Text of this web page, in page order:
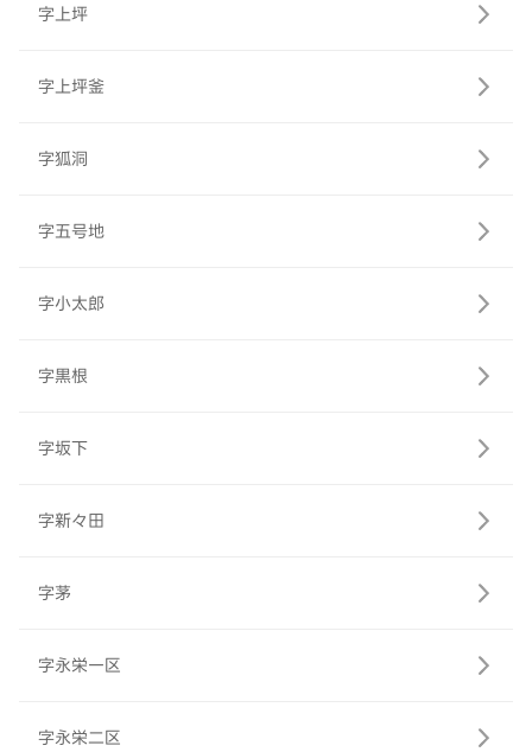
字上坪
字上坪釜
字狐洞
字五号地
字小太郎
字黒根
字坂下
字新々田
字茅
字永栄一区
字永栄二区